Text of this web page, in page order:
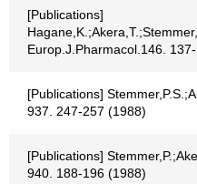
[Publications]
Europ.J.Pharmacol.146.
[Publications]
937. 247-257 (1988)
[Publications]
940. 188-196 (1988)